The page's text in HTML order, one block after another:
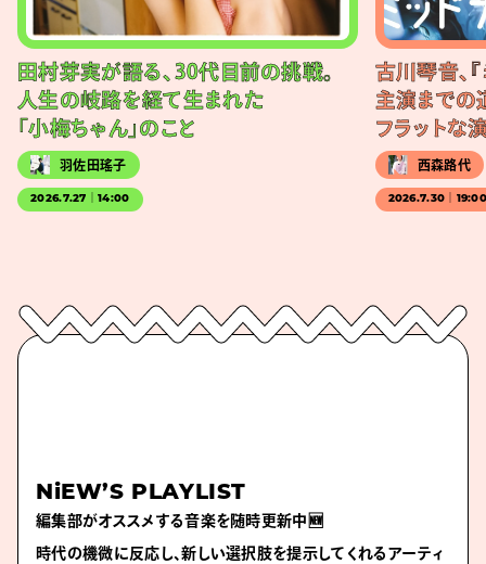
田村芽実が語る、30代目前の挑戦。
人生の岐路を経て生まれた
「小梅ちゃん」のこと
羽佐田瑤子
2026.7.27｜14:00
古川琴音、
主演までの
フラットな
西森路代
2026.7.30｜
NiEW’S PLAYLIST
編集部がオススメする音楽を随時更新中🆕
時代の機微に反応し、新しい選択肢を提示してくれるアーティ